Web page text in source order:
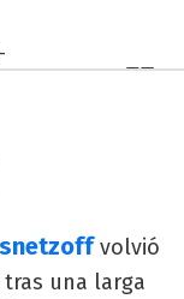
volvió
tras una larga